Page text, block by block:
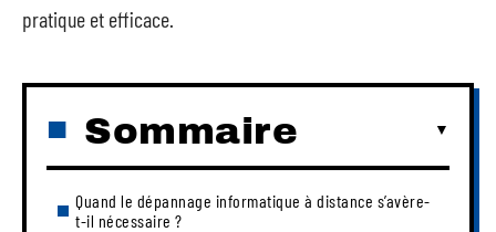
pratique et efficace.
Sommaire
Quand le dépannage informatique à distance s’avère-
t-il nécessaire ?